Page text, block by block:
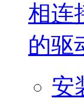
相连
的驱
安